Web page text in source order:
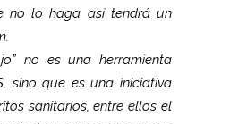
no lo haga así tendrá un
no es una herramienta
sino que es una iniciativa
sanitarios, entre ellos el